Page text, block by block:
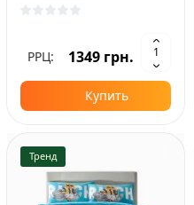
РРЦ: 1349 грн.
Купить
Тренд